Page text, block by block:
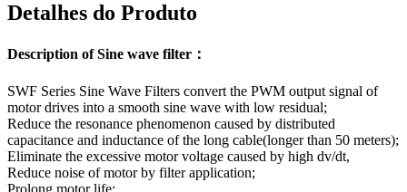
Detalhes do Produto
Description of Sine wave filter：
SWF Series Sine Wave Filters convert the PWM output signal of
motor drives into a smooth sine wave with low residual;
Reduce the resonance phenomenon caused by distributed
capacitance and inductance of the long cable(longer than 50 meters);
Eliminate the excessive motor voltage caused by high dv/dt,
Reduce noise of motor by filter application;
Prolong motor life;